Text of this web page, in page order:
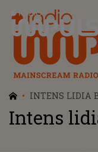
Radio Impuls
INTENS LIDIA
Intens